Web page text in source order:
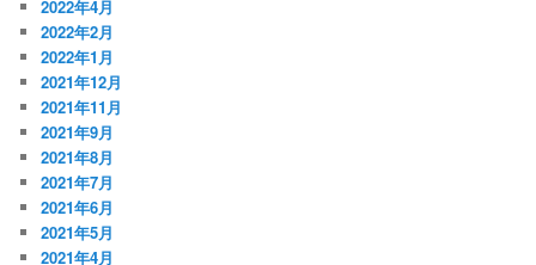
2022年4月
2022年2月
2022年1月
2021年12月
2021年11月
2021年9月
2021年8月
2021年7月
2021年6月
2021年5月
2021年4月